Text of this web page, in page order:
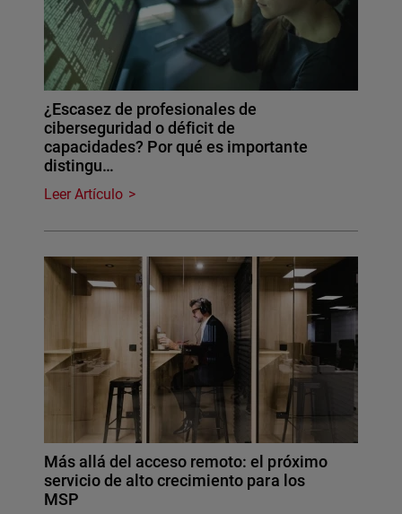
¿Escasez de profesionales de
ciberseguridad o déficit de
capacidades? Por qué es importante
distingu…
Leer Artículo
Más allá del acceso remoto: el próximo
servicio de alto crecimiento para los
MSP